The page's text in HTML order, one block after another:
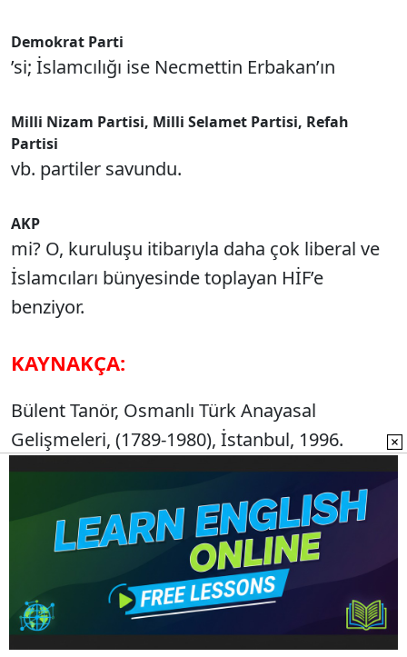
Demokrat Parti
’si; İslamcılığı ise Necmettin Erbakan’ın
Milli Nizam Partisi, Milli Selamet Partisi, Refah
Partisi
vb. partiler savundu.
AKP
mi? O, kuruluşu itibarıyla daha çok liberal ve
İslamcıları bünyesinde toplayan HİF’e
benziyor.
KAYNAKÇA:
Bülent Tanör, Osmanlı Türk Anayasal
Gelişmeleri, (1789-1980), İstanbul, 1996.
Erik Jan Zürcher, Modernleşen Türkiye’nin
Tarihi, 17. Bas., İstanbul, 2004.
İhsan Güneş,“Osmanlı İmparatorluğunda
Parlamento ve Demokrasi Anlayışı”,
Cumhuriyet Dönemi Demokratikleşme